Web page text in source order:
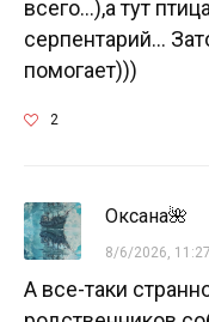
всего...),а тут
серпентарий...
помогает)))
2
Оксана🌺
8/6/2026,
А все-таки